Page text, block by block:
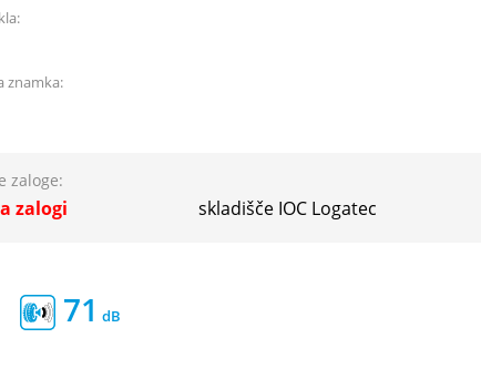
znamka:
zaloge:
zalogi skladišče IOC Logatec
71